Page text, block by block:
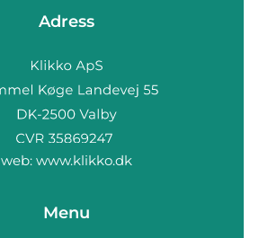
Adress
web: www.klikko.dk
Menu